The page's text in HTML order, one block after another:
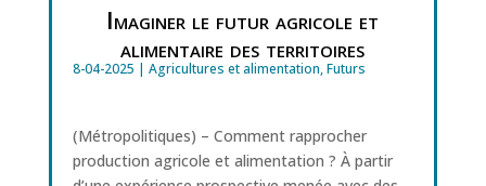
Imaginer le futur agricole et
alimentaire des territoires
8-04-2025 | Agricultures et alimentation,Futurs
(Métropolitiques) – Comment rapprocher
production agricole et alimentation ? À partir